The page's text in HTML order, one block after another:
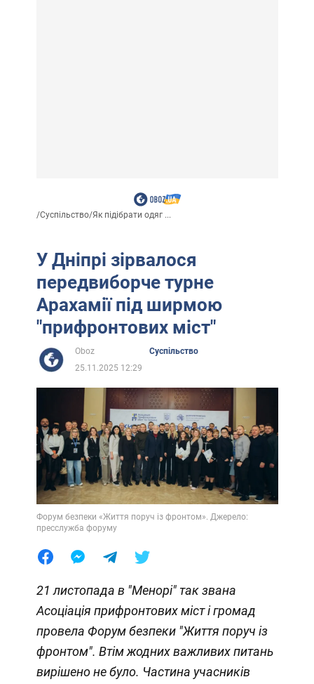
/Суспільство/Як підібрати одяг ...
У Дніпрі зірвалося
передвиборче турне
Арахамії під ширмою
"прифронтових міст"
Oboz
Суспільство
25.11.2025 12:29
Форум безпеки «Життя поруч із фронтом». Джерело:
пресслужба форуму
21 листопада в "Менорі" так звана
Асоціація прифронтових міст і громад
провела Форум безпеки "Життя поруч із
фронтом". Втім жодних важливих питань
вирішено не було. Частина учасників